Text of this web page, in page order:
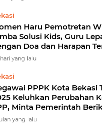
Haru Pemotretan
Solusi Kids, Guru
Doa dan Harapan
yang lalu
PPPK Kota Bekasi
Keluhkan Perubahan
Minta Pemerintah
yang lalu